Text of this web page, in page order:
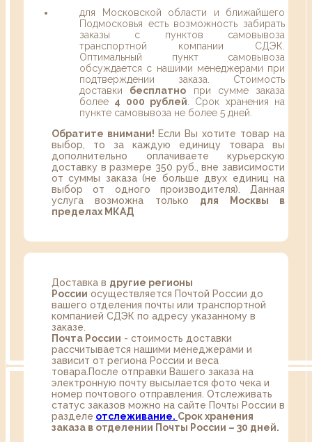
для Московской области и ближайшего
Подмосковья есть возможность забирать
заказы с пунктов самовывоза
транспортной компании СДЭК.
Оптимальный пункт самовывоза
обсуждается с нашими менеджерами при
подтверждении заказа. Стоимость
доставки бесплатно при сумме заказа
более 4 000 рублей . Срок хранения на
пункте самовывоза не более 5 дней.
Обратите внимани! Если Вы хотите товар на
выбор, то за каждую единицу товара вы
дополнительно оплачиваете курьерскую
доставку в размере 350 руб., вне зависимости
от суммы заказа (не больше двух единиц на
выбор от одного производителя). Данная
услуга возможна только для Москвы в
пределах МКАД
Доставка в другие регионы
России осуществляется Почтой России до
вашего отделения почты или транспортной
компанией СДЭК по адресу указанному в
заказе.
Почта России - стоимость доставки
рассчитывается нашими менеджерами и
зависит от региона России и веса
товара.После отправки Вашего заказа на
электронную почту высылается фото чека и
номер почтового отправления. Отслеживать
статус заказов можно на сайте Почты России в
разделе oтслеживание. Срок хранения
заказа в отделении Почты России – 30 дней.